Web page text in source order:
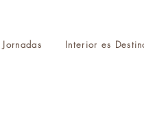
Interior es